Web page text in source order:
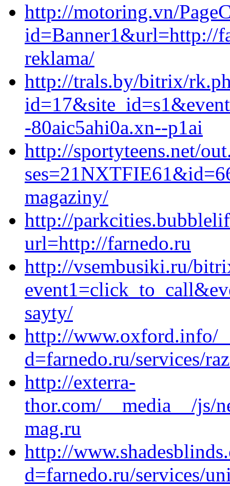
http://motoring.vn/
id=Banner1&url=http://
reklama/
http://trals.by/bitrix/
-80aic5ahi0a.xn--p1ai
http://sportyteens.net/
magaziny/
http://
url=http://farnedo.ru
http://vsembusiki.ru/
sayty/
http://www.oxford.info/
d=farnedo.ru/services/
http://exterra-
thor.com/__media__/js/
mag.ru
http://
d=farnedo.ru/services/